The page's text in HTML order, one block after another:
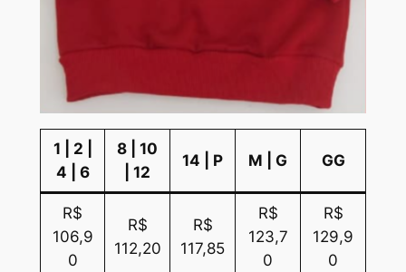
1 | 2 |
4 | 6
8 | 10
| 12
14 | P M | G GG
R$
106,9
0
R$
112,20
R$
117,85
R$
123,7
0
R$
129,9
0